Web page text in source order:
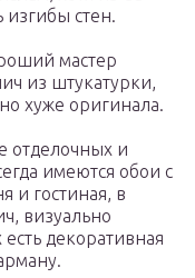
изгибы стен.
мастер
из штукатурки,
хуже оригинала.
отделочных и
имеются обои с
и гостиная, в
визуально
декоративная